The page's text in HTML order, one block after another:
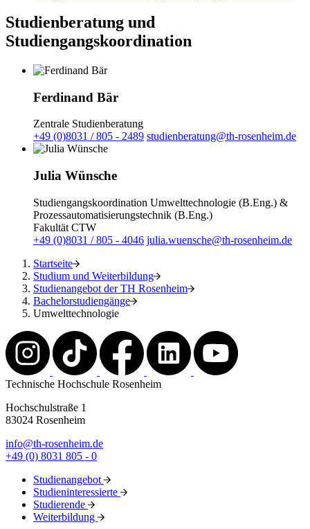
Studienberatung und
Studiengangskoordination
Ferdinand Bär
Zentrale Studienberatung
+49 (0)8031 / 805 - 2489 studienberatung@th-rosenheim.de
Julia Wünsche
Studiengangskoordination Umwelttechnologie (B.Eng.) &
Prozessautomatisierungstechnik (B.Eng.)
Fakultät CTW
+49 (0)8031 / 805 - 4046 julia.wuensche@th-rosenheim.de
Startseite
Studium und Weiterbildung
Studienangebot der TH Rosenheim
Bachelorstudiengänge
Umwelttechnologie
Technische Hochschule Rosenheim
Hochschulstraße 1
83024 Rosenheim
info@th-rosenheim.de
+49 (0) 8031 805 - 0
Studienangebot
Studieninteressierte
Studierende
Weiterbildung